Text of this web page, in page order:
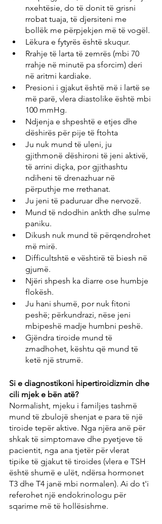
nxehtësie, do të donit të grisni
rrobat tuaja, të djersiteni me
bollëk me përpjekjen më të vogël.
Lëkura e fytyrës është skuqur.
Rrahje të larta të zemrës (mbi 70
rrahje në minutë pa sforcim) deri
në aritmi kardiake.
Presioni i gjakut është më i lartë se
më parë, vlera diastolike është mbi
100 mmHg.
Ndjenja e shpeshtë e etjes dhe
dëshirës për pije të ftohta
Ju nuk mund të uleni, ju
gjithmonë dëshironi të jeni aktivë,
të arrini diçka, por gjithashtu
ndiheni të drenazhuar në
përputhje me rrethanat.
Ju jeni të paduruar dhe nervozë.
Mund të ndodhin ankth dhe sulme
paniku.
Dikush nuk mund të përqendrohet
më mirë.
Difficultshtë e vështirë të biesh në
gjumë.
Njëri shpesh ka diarre ose humbje
flokësh.
Ju hani shumë, por nuk fitoni
peshë; përkundrazi, nëse jeni
mbipeshë madje humbni peshë.
Gjëndra tiroide mund të
zmadhohet, kështu që mund të
ketë një strumë.
Si e diagnostikoni hipertiroidizmin dhe
cili mjek e bën atë?
Normalisht, mjeku i familjes tashmë
mund të zbulojë shenjat e para të një
tiroide tepër aktive. Nga njëra anë për
shkak të simptomave dhe pyetjeve të
pacientit, nga ana tjetër për vlerat
tipike të gjakut të tiroides (vlera e TSH
është shumë e ulët, ndërsa hormonet
T3 dhe T4 janë mbi normalen). Ai do t'i
referohet një endokrinologu për
sqarime më të hollësishme.